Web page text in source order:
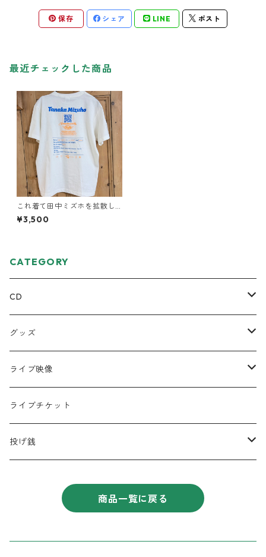
保存 シェア LINE ポスト
最近チェックした商品
これ着て田中ミズホを拡散し
てくれ！Tシャツ
¥3,500
CATEGORY
CD
ミニアルバム
宅レコCD
フルアルバム
コラボCD
コンピレーションアルバム
グッズ
Tシャツ
半袖
ロンT
絵本
キーホルダー
ライブ映像
DVD
データ
ライブチケット
投げ銭
商品一覧に戻る